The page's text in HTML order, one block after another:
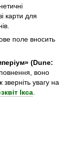
карти для
поле вносить
(Dune:
воно
увагу на
Ікса